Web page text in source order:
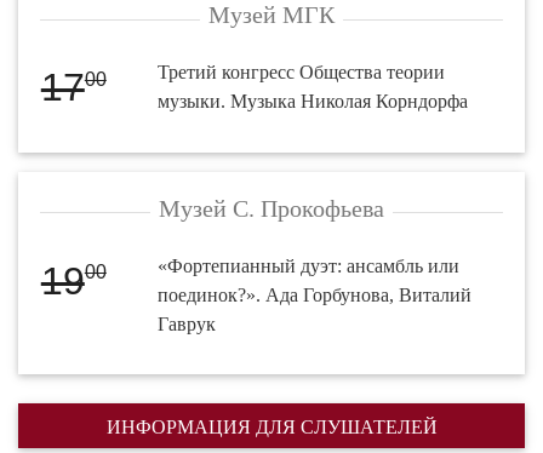
Музей МГК
1700
Третий конгресс Общества теории
музыки. Музыка Николая Корндорфа
Музей С. Прокофьева
1900
«Фортепианный дуэт: ансамбль или
поединок?». Ада Горбунова, Виталий
Гаврук
ИНФОРМАЦИЯ ДЛЯ СЛУШАТЕЛЕЙ